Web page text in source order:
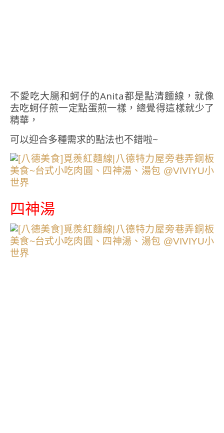
不愛吃大腸和蚵仔的Anita都是點清麵線，就像
去吃蚵仔煎一定點蛋煎一樣，總覺得這樣就少了
精華，
可以迎合多種需求的點法也不錯啦~
四神湯